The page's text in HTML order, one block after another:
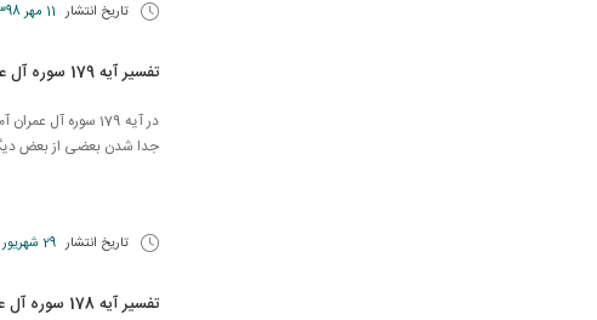
تاریخ انتشار 11 مهر 1398
تفسیر آیه 179 سوره آل عمران
در آیه 179 سوره
جدا شدن بعضی از بعض
تاریخ انتشار 29 شهریور 1398
تفسیر آیه 178 سوره آل عمران